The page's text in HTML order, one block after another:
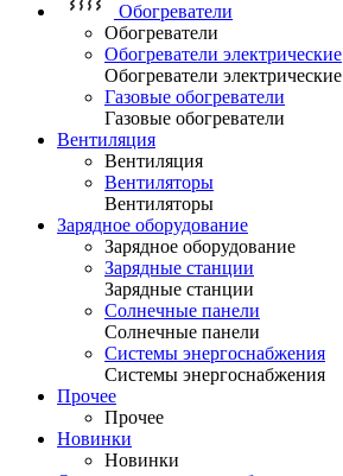
Обогреватели
Обогреватели
Обогреватели электрические
Обогреватели электрические
Газовые обогреватели
Газовые обогреватели
Вентиляция
Вентиляция
Вентиляторы
Вентиляторы
Зарядное оборудование
Зарядное оборудование
Зарядные станции
Зарядные станции
Солнечные панели
Солнечные панели
Системы энергоснабжения
Системы энергоснабжения
Прочее
Прочее
Новинки
Новинки